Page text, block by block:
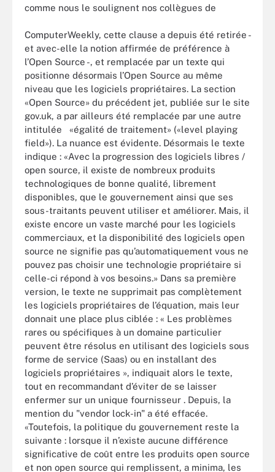
comme nous le soulignent nos collègues de
ComputerWeekly, cette clause a depuis été retirée -
et avec-elle la notion affirmée de préférence à
l’Open Source -, et remplacée par un texte qui
positionne désormais l’Open Source au même
niveau que les logiciels propriétaires. La section
«Open Source» du précédent jet, publiée sur le site
gov.uk, a par ailleurs été remplacée par une autre
intitulée «égalité de traitement» («level playing
field»). La nuance est évidente. Désormais le texte
indique : «Avec la progression des logiciels libres /
open source, il existe de nombreux produits
technologiques de bonne qualité, librement
disponibles, que le gouvernement ainsi que ses
sous-traitants peuvent utiliser et améliorer. Mais, il
existe encore un vaste marché pour les logiciels
commerciaux, et la disponibilité des logiciels open
source ne signifie pas qu’automatiquement vous ne
pouvez pas choisir une technologie propriétaire si
celle-ci répond à vos besoins.» Dans sa première
version, le texte ne supprimait pas complètement
les logiciels propriétaires de l’équation, mais leur
donnait une place plus ciblée : « Les problèmes
rares ou spécifiques à un domaine particulier
peuvent être résolus en utilisant des logiciels sous
forme de service (Saas) ou en installant des
logiciels propriétaires », indiquait alors le texte,
tout en recommandant d’éviter de se laisser
enfermer sur un unique fournisseur . Depuis, la
mention du "vendor lock-in" a été effacée.
«Toutefois, la politique du gouvernement reste la
suivante : lorsque il n’existe aucune différence
significative de coût entre les produits open source
et non open source qui remplissent, a minima, les